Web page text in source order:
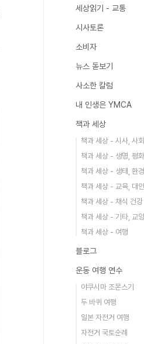
세상읽기 - 교통
시사토론
소비자
뉴스 돋보기
사소한 칼럼
내 인생은 YMCA
책과 세상
책과 세상 - 시사, 사회
책과 세상 - 생명, 평화
책과 세상 - 생태, 환경
책과 세상 - 교육, 대
책과 세상 - 채식 건강
책과 세상 - 기타, 교양
책과 세상 - 여행
블로그
운동 여행 연수
야쿠시마 조몬스기
두 바퀴 여행
일본 자전거 여행
자전거 국토순례